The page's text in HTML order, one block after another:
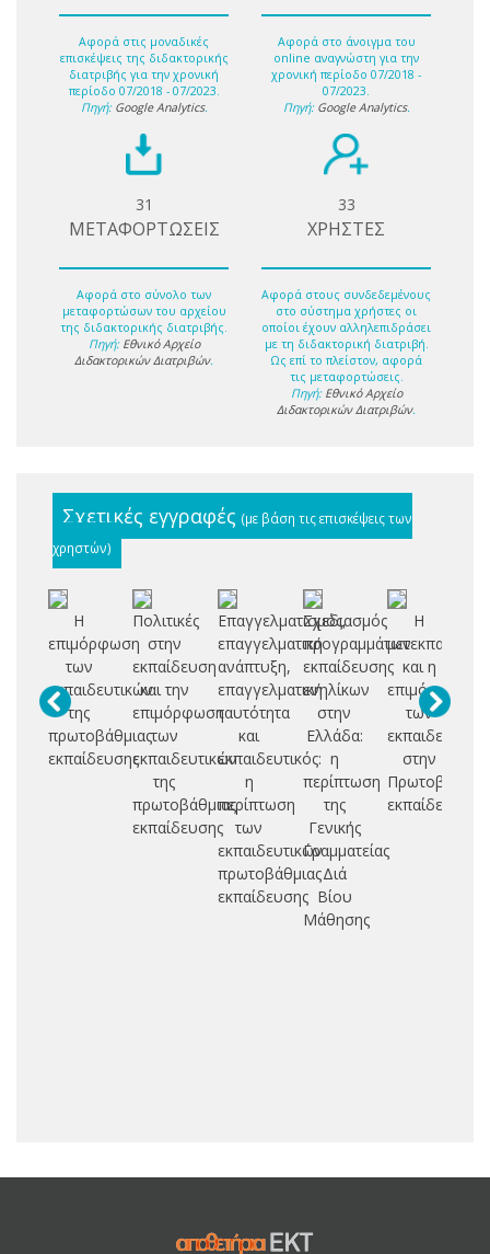
Αφορά στις μοναδικές
επισκέψεις της διδακτορικής
διατριβής για την χρονική
περίοδο 07/2018 - 07/2023.
Πηγή: Google Analytics.
Αφορά στο άνοιγμα του
online αναγνώστη για την
χρονική περίοδο 07/2018 -
07/2023.
Πηγή: Google Analytics.
31
ΜΕΤΑΦΟΡΤΩΣΕΙΣ
Αφορά στο σύνολο των
μεταφορτώσων του αρχείου
της διδακτορικής διατριβής.
Πηγή: Εθνικό Αρχείο
Διδακτορικών Διατριβών.
33
ΧΡΗΣΤΕΣ
Αφορά στους συνδεδεμένους
στο σύστημα χρήστες οι
οποίοι έχουν αλληλεπιδράσει
με τη διδακτορική διατριβή.
Ως επί το πλείστον, αφορά
τις μεταφορτώσεις.
Πηγή: Εθνικό Αρχείο
Διδακτορικών Διατριβών.
Σχετικές εγγραφές (με βάση τις επισκέψεις των
χρηστών)
Η
επιμόρφωση
των
εκπαιδευτικών
της
πρωτοβάθμιας
εκπαίδευσης
Πολιτικές
στην
εκπαίδευση
και την
επιμόρφωση
των
εκπαιδευτικών
της
πρωτοβάθμιας
εκπαίδευσης
Επαγγελματισμός,
επαγγελματική
ανάπτυξη,
επαγγελματική
ταυτότητα
και
εκπαιδευτικός:
η
περίπτωση
των
εκπαιδευτικών
πρωτοβάθμιας
εκπαίδευσης
Σχεδιασμός
προγραμμάτων
εκπαίδευσης
ενηλίκων
στην
Ελλάδα:
η
περίπτωση
της
Γενικής
Γραμματείας
Διά
Βίου
Μάθησης
Η
και η
επιμόρφωση
των
στην
Πρωτοβάθμια
εκπαίδευση